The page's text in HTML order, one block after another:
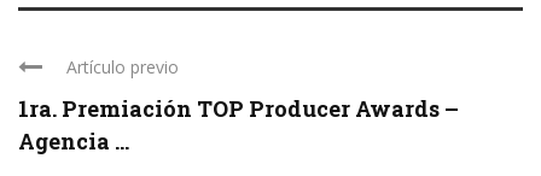
Artículo previo
1ra. Premiación TOP Producer Awards –
Agencia ...